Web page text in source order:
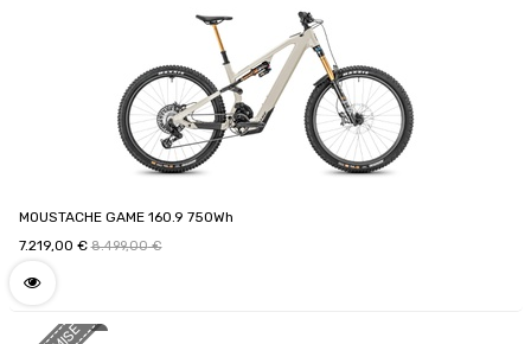
MOUSTACHE GAME 160.9 750Wh
7.219,00 € 8.499,00€